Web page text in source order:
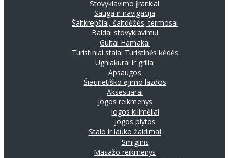
Stovyklavimo įrankiai
Sauga ir navigacija
Šaltkrepšiai, šaltdėžės, termosai
Baldai stovyklavimui
Gultai Hamakai
Turistiniai stalai Turistinės kėdės
Ugniakurai ir griliai
Apsaugos
Šiaurietiško ėjimo lazdos
Aksesuarai
Jogos reikmenys
Jogos kilimėliai
Jogos plytos
Stalo ir lauko žaidimai
Smiginis
Masažo reikmenys